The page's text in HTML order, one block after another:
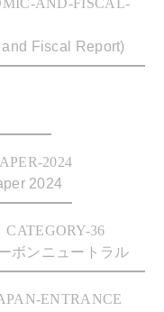
AND-FISCAL-
Fiscal Report)
2024
2024
CATEGORY-36
ボンニュートラル
ENTRANCE